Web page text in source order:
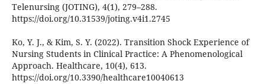
Telenursing (JOTING), 4(1), 279–288.
https://doi.org/10.31539/joting.v4i1.2745
Ko, Y. J., & Kim, S. Y. (2022). Transition Shock Experience of
Nursing Students in Clinical Practice: A Phenomenological
Approach. Healthcare, 10(4), 613.
https://doi.org/10.3390/healthcare10040613